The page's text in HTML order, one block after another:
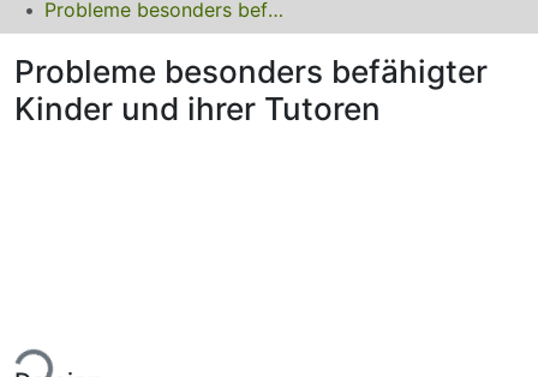
Statistiken
FAQ
Leitlinien
Probleme besonders befähigter Kinder und ihrer Tutoren
Probleme besonders befähigter
Kinder und ihrer Tutoren